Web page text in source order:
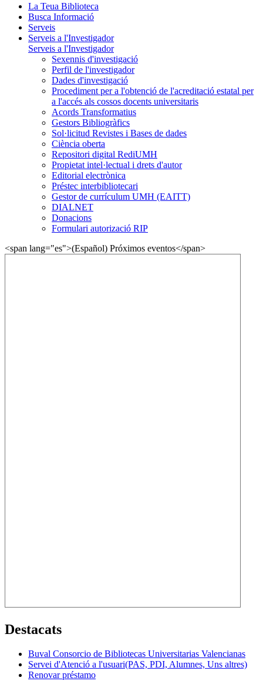
La Teua Biblioteca
Busca Informació
Serveis
Serveis a l'Investigador
Serveis a l'Investigador
Sexennis d'investigació
Perfil de l'investigador
Dades d'investigació
Procediment per a l'obtenció de l'acreditació estatal per
a l'accés als cossos docents universitaris
Acords Transformatius
Gestors Bibliogràfics
Sol·licitud Revistes i Bases de dades
Ciència oberta
Repositori digital RediUMH
Propietat intel·lectual i drets d'autor
Editorial electrònica
Préstec interbibliotecari
Gestor de currículum UMH (EAITT)
DIALNET
Donacions
Formulari autorizació RIP
<span lang="es">(Español) Próximos eventos</span>
Destacats
Buval Consorcio de Bibliotecas Universitarias Valencianas
Servei d'Atenció a l'usuari(PAS, PDI, Alumnes, Uns altres)
Renovar préstamo